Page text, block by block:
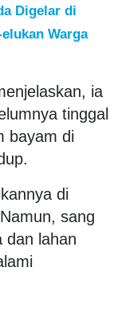
Digelar di
Warga
ia
tinggal
bayam di
di
sang
dan lahan